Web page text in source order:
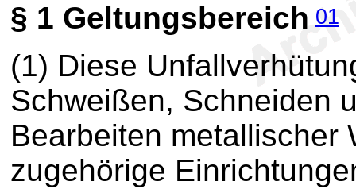
§ 1 Geltungsbereich 01
(1) Diese
Schweißen, Schneiden
Bearbeiten metallischer
zugehörige